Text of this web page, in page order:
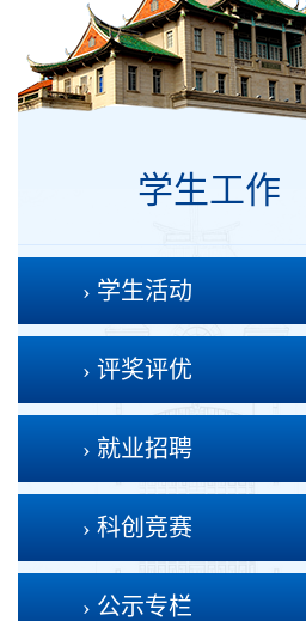
学生工作
› 学生活动
› 评奖评优
› 就业招聘
› 科创竞赛
› 公示专栏